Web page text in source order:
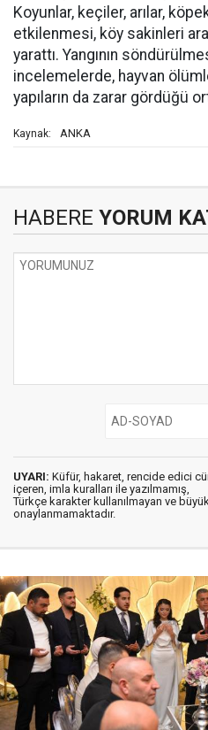
Koyunlar, keçiler, arılar,
etkilenmesi, köy sakinleri
yarattı. Yangının
incelemelerde, hayvan
yapıların da zarar gördüğü
Kaynak: ANKA
HABERE YORUM
UYARI: Küfür, hakaret, rencide edici
içeren, imla kuralları ile yazılmamış,
Türkçe karakter kullanılmayan ve
onaylanmamaktadır.